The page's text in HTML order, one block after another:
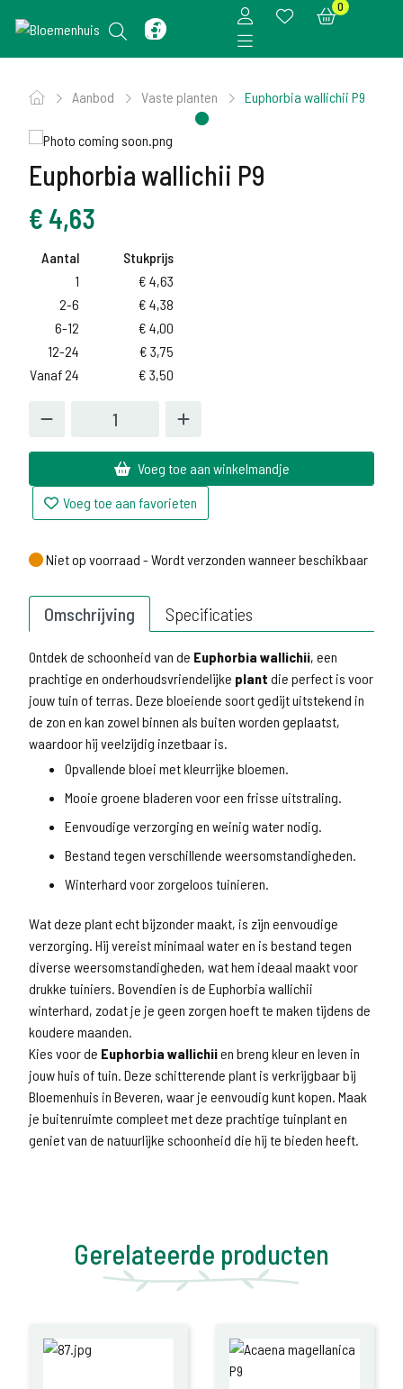
0
Aanbod Vaste planten Euphorbia wallichii P9
Euphorbia wallichii P9
€ 4,63
Aantal
Stukprijs
1
€ 4,63
2-6
€ 4,38
6-12
€ 4,00
12-24
€ 3,75
Vanaf 24
€ 3,50
Voeg toe aan winkelmandje
Voeg toe aan favorieten
Niet op voorraad - Wordt verzonden wanneer beschikbaar
Niet op voorraad - Wordt verzonden wanneer beschikbaar
Omschrijving Specificaties
Ontdek de schoonheid van de Euphorbia wallichii, een
prachtige en onderhoudsvriendelijke plant die perfect is voor
jouw tuin of terras. Deze bloeiende soort gedijt uitstekend in
de zon en kan zowel binnen als buiten worden geplaatst,
waardoor hij veelzijdig inzetbaar is.
Opvallende bloei met kleurrijke bloemen.
Mooie groene bladeren voor een frisse uitstraling.
Eenvoudige verzorging en weinig water nodig.
Bestand tegen verschillende weersomstandigheden.
Winterhard voor zorgeloos tuinieren.
Wat deze plant echt bijzonder maakt, is zijn eenvoudige
verzorging. Hij vereist minimaal water en is bestand tegen
diverse weersomstandigheden, wat hem ideaal maakt voor
drukke tuiniers. Bovendien is de Euphorbia wallichii
winterhard, zodat je je geen zorgen hoeft te maken tijdens de
koudere maanden.
Kies voor de Euphorbia wallichiien breng kleur en leven in
jouw huis of tuin. Deze schitterende plant is verkrijgbaar bij
Bloemenhuis in Beveren, waar je eenvoudig kunt kopen. Maak
je buitenruimte compleet met deze prachtige tuinplant en
geniet van de natuurlijke schoonheid die hij te bieden heeft.
Gerelateerde producten